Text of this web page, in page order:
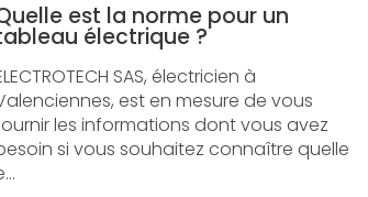
est la norme pour un
électrique ?
SAS, électricien à
est en mesure de vous
les informations dont vous avez
si vous souhaitez connaître quelle